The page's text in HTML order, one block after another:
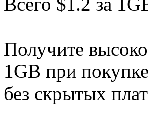
Получите
1GB при
без скрытых